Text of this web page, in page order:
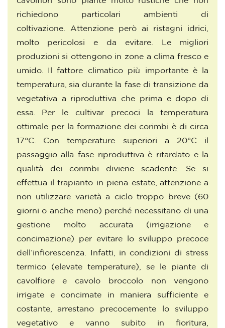
richiedono particolari ambienti di
coltivazione. Attenzione però ai ristagni idrici,
molto pericolosi e da evitare. Le migliori
produzioni si ottengono in zone a clima fresco e
umido. Il fattore climatico più importante è la
temperatura, sia durante la fase di transizione da
vegetativa a riproduttiva che prima e dopo di
essa. Per le cultivar precoci la temperatura
ottimale per la formazione dei corimbi è di circa
17°C. Con temperature superiori a 20°C il
passaggio alla fase riproduttiva è ritardato e la
qualità dei corimbi diviene scadente. Se si
effettua il trapianto in piena estate, attenzione a
non utilizzare varietà a ciclo troppo breve (60
giorni o anche meno) perché necessitano di una
gestione molto accurata (irrigazione e
concimazione) per evitare lo sviluppo precoce
dell’infiorescenza. Infatti, in condizioni di stress
termico (elevate temperature), se le piante di
cavolfiore e cavolo broccolo non vengono
irrigate e concimate in maniera sufficiente e
costante, arrestano precocemente lo sviluppo
vegetativo e vanno subito in fioritura,